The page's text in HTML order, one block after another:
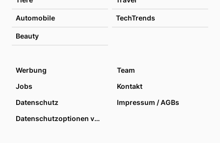
Automobile TechTrends
Beauty
Werbung
Team
Jobs
Kontakt
Datenschutz
Impressum / AGBs
Datenschutzoptionen verwalten